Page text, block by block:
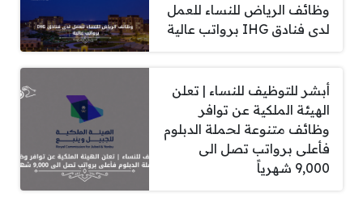
وظائف الرياض للنساء للعمل
لدى فنادق IHG برواتب عالية
أبشر للتوظيف للنساء | تعلن
الهيئة الملكية عن توافر
وظائف متنوعة لحملة الدبلوم
فأعلى برواتب تصل الى
9,000 شهرياً